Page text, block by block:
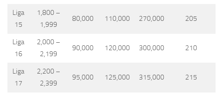
Liga
15
1,800 –
1,999
80,000 110,000 270,000 205
Liga
16
2,000 –
2,199
90,000 120,000 300,000 210
Liga
17
2,200 –
2,399
95,000 125,000 315,000 215